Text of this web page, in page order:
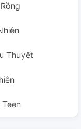
Thuyết